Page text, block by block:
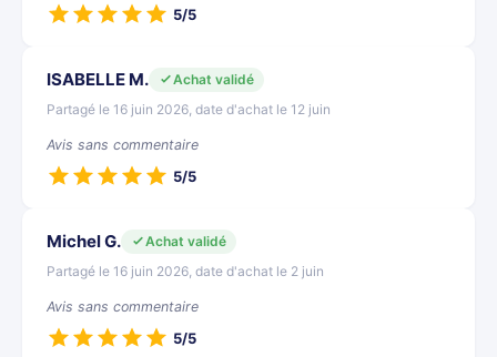
5/5
ISABELLE M.
Achat validé
Partagé le 16 juin 2026, date d'achat le 12 juin
Avis sans commentaire
5/5
Michel G.
Achat validé
Partagé le 16 juin 2026, date d'achat le 2 juin
Avis sans commentaire
5/5